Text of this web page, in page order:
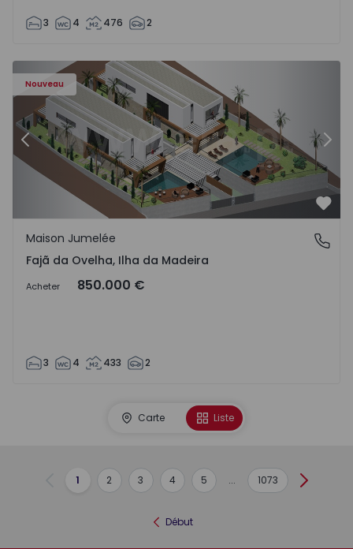
3 4 476 2
Nouveau
1574794 - 6
Maison Jumelée T3 Calheta (Madeira), Fajã da Ovelha -
Précédent
Fajã da Ovelha, Ilha da Madeira
Maison Jumelée
Fajã da Ovelha, Ilha da Madeira
Acheter 850.000 €
3 4 433 2
Carte Liste
Précédent
1 2 3 4 5 ... 1073 Suivant
Début